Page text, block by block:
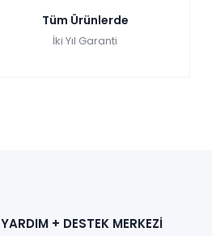
Tüm Ürünlerde
İki Yıl Garanti
YARDIM + DESTEK MERKEZİ